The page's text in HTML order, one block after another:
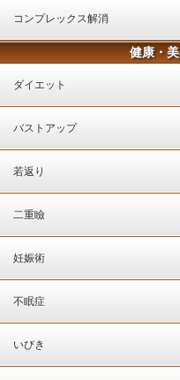
コンプレックス解消
健康・
ダイエット
バストアップ
若返り
二重瞼
妊娠術
不眠症
いびき